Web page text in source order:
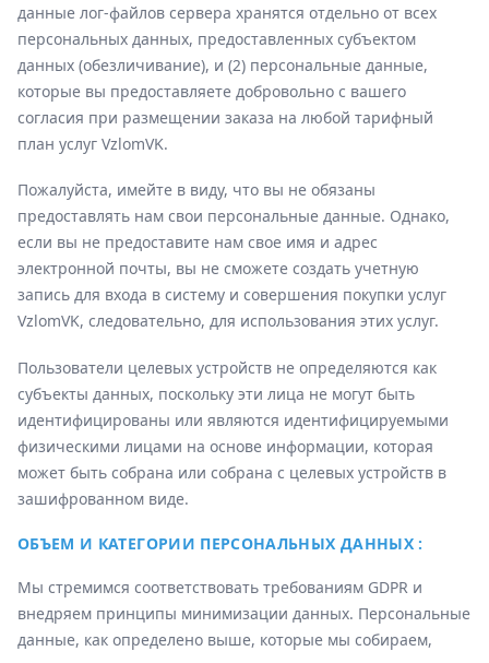
данные лог-файлов сервера хранятся отдельно от всех
персональных данных, предоставленных субъектом
данных (обезличивание), и (2) персональные данные,
которые вы предоставляете добровольно с вашего
согласия при размещении заказа на любой тарифный
план услуг VzlomVK.
Пожалуйста, имейте в виду, что вы не обязаны
предоставлять нам свои персональные данные. Однако,
если вы не предоставите нам свое имя и адрес
электронной почты, вы не сможете создать учетную
запись для входа в систему и совершения покупки услуг
VzlomVK, следовательно, для использования этих услуг.
Пользователи целевых устройств не определяются как
субъекты данных, поскольку эти лица не могут быть
идентифицированы или являются идентифицируемыми
физическими лицами на основе информации, которая
может быть собрана или собрана с целевых устройств в
зашифрованном виде.
ОБЪЕМ И КАТЕГОРИИ ПЕРСОНАЛЬНЫХ ДАННЫХ :
Мы стремимся соответствовать требованиям GDPR и
внедряем принципы минимизации данных. Персональные
данные, как определено выше, которые мы собираем,